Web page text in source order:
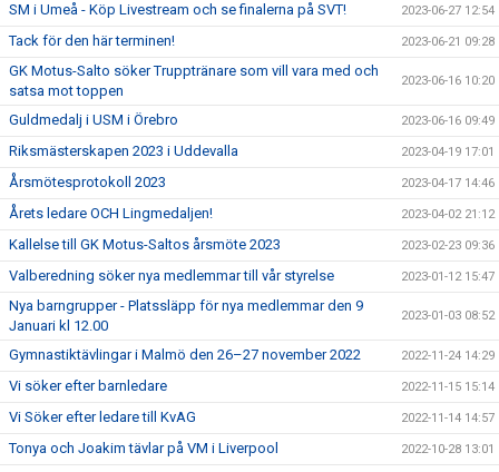
SM i Umeå - Köp Livestream och se finalerna på SVT! 2023-06-27 12:54
Tack för den här terminen! 2023-06-21 09:28
GK Motus-Salto söker Trupptränare som vill vara med och
satsa mot toppen
2023-06-16 10:20
Guldmedalj i USM i Örebro 2023-06-16 09:49
Riksmästerskapen 2023 i Uddevalla 2023-04-19 17:01
Årsmötesprotokoll 2023 2023-04-17 14:46
Årets ledare OCH Lingmedaljen! 2023-04-02 21:12
Kallelse till GK Motus-Saltos årsmöte 2023 2023-02-23 09:36
Valberedning söker nya medlemmar till vår styrelse 2023-01-12 15:47
Nya barngrupper - Platssläpp för nya medlemmar den 9
Januari kl 12.00
2023-01-03 08:52
Gymnastiktävlingar i Malmö den 26–27 november 2022 2022-11-24 14:29
Vi söker efter barnledare 2022-11-15 15:14
Vi Söker efter ledare till KvAG 2022-11-14 14:57
Tonya och Joakim tävlar på VM i Liverpool 2022-10-28 13:01